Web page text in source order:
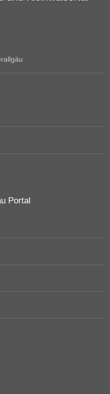
Portal